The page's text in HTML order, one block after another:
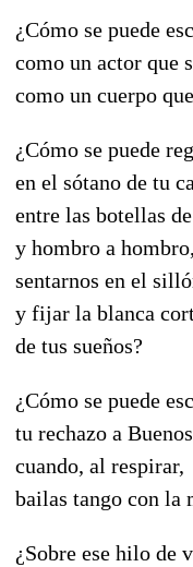
¿Cómo se puede
como un actor que
como un cuerpo
¿Cómo se puede
en el sótano de tu
entre las botellas
y hombro a
sentarnos en el
y fijar la blanca
de tus sueños?
¿Cómo se puede
tu rechazo a
cuando, al respirar,
bailas tango con la
¿Sobre ese hilo de